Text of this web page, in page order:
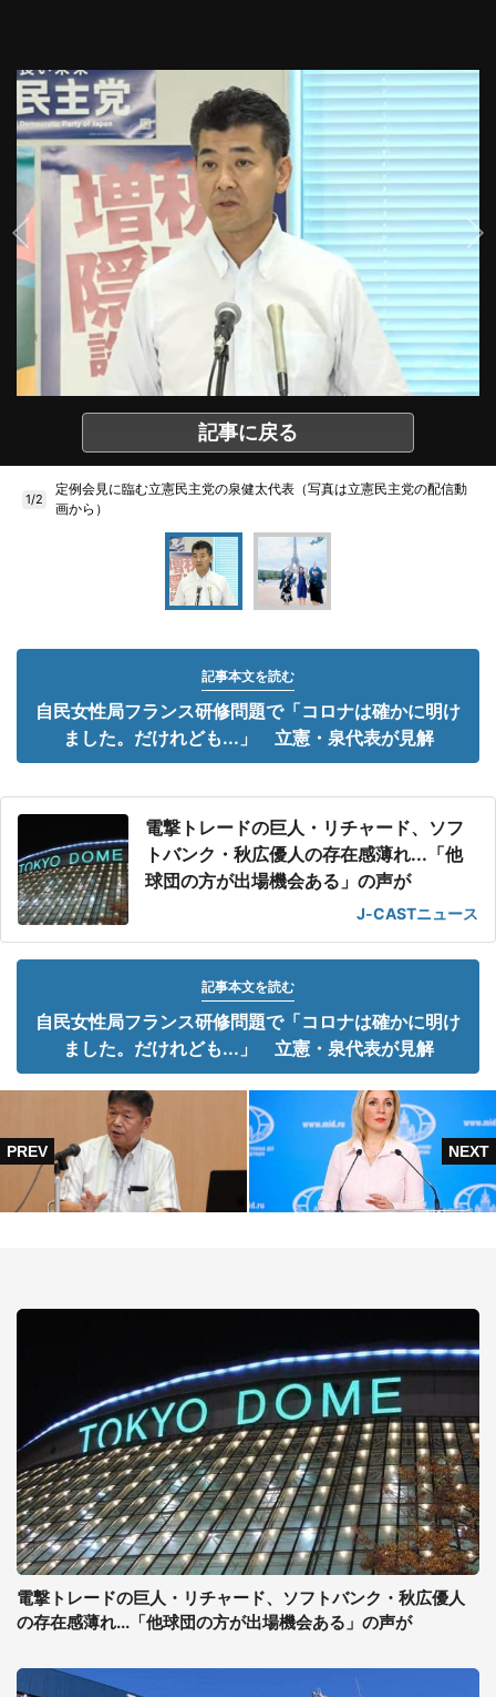
記事に戻る
1/2
定例会見に臨む立憲民主党の泉健太代表（写真は立憲民主党の配信動
画から）
記事本文を読む
自民女性局フランス研修問題で「コロナは確かに明け
ました。だけれども...」 立憲・泉代表が見解
電撃トレードの巨人・リチャード、ソフ
トバンク・秋広優人の存在感薄れ...「他
球団の方が出場機会ある」の声が
J-CASTニュース
記事本文を読む
自民女性局フランス研修問題で「コロナは確かに明け
ました。だけれども...」 立憲・泉代表が見解
電撃トレードの巨人・リチャード、ソフトバンク・秋広優人
の存在感薄れ...「他球団の方が出場機会ある」の声が